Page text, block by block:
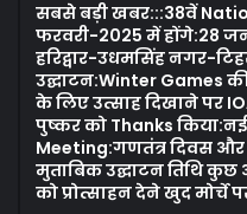
सबसे बड़ी खबर:::38वें
फरवरी-2025 में होंगे:28
हरिद्वार-उधमसिंह नगर-
उद्घाटन:Winter Games
के लिए उत्साह दिखाने पर
पुष्कर को Thanks
Meeting:गणतंत्र दिवस और
मुताबिक उद्घाटन तिथि
को प्रोत्साहन देने खुद मोर्चे